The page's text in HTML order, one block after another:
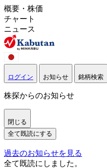
概要・株価
チャート
ニュース
ログイン お知らせ 銘柄検索
株探からのお知らせ
閉じる
全て既読にする
過去のお知らせを見る
全て既読にしました。